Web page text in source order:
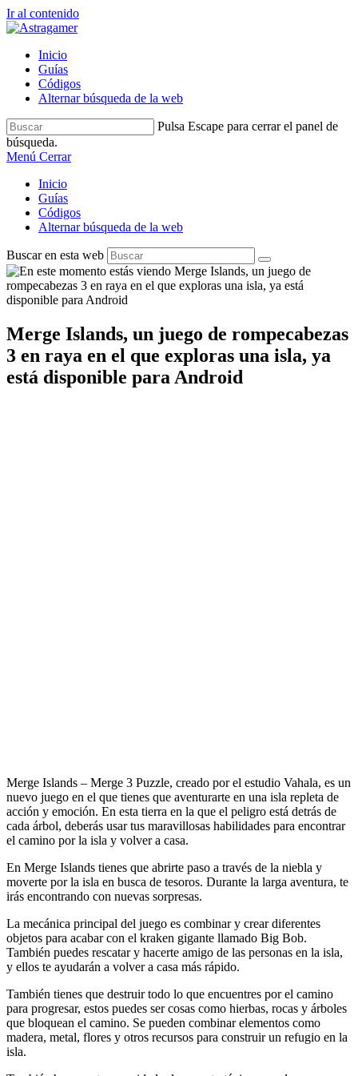
Ir al contenido
Inicio
Guías
Códigos
Alternar búsqueda de la web
Pulsa Escape para cerrar el panel de
búsqueda.
Menú Cerrar
Inicio
Guías
Códigos
Alternar búsqueda de la web
Buscar en esta web
Merge Islands, un juego de rompecabezas
3 en raya en el que exploras una isla, ya
está disponible para Android
Merge Islands – Merge 3 Puzzle, creado por el estudio Vahala, es un
nuevo juego en el que tienes que aventurarte en una isla repleta de
acción y emoción. En esta tierra en la que el peligro está detrás de
cada árbol, deberás usar tus maravillosas habilidades para encontrar
el camino por la isla y volver a casa.
En Merge Islands tienes que abrirte paso a través de la niebla y
moverte por la isla en busca de tesoros. Durante la larga aventura, te
irás encontrando con nuevas sorpresas.
La mecánica principal del juego es combinar y crear diferentes
objetos para acabar con el kraken gigante llamado Big Bob.
También puedes rescatar y hacerte amigo de las personas en la isla,
y ellos te ayudarán a volver a casa más rápido.
También tienes que destruir todo lo que encuentres por el camino
para progresar, estos puedes ser cosas como hierbas, rocas y árboles
que bloquean el camino. Se pueden combinar elementos como
madera, metal, flores y otros recursos para construir un refugio en la
isla.